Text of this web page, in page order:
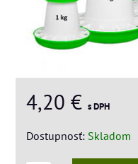
4,20 € s DPH
Dostupnosť: Skladom